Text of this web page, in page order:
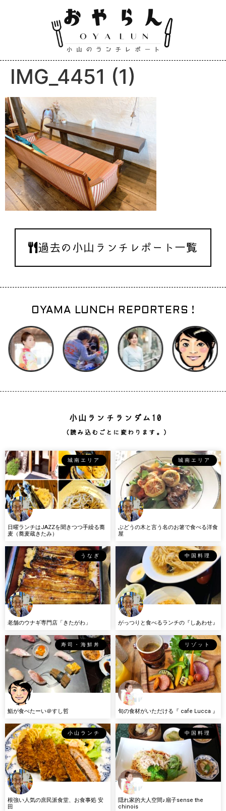
IMG_4451 (1)
過去の小山ランチレポート一覧
OYAMA LUNCH REPORTERS !
小山ランチランダム10
（読み込むごとに変わります。）
城南エリア
日曜ランチはJAZZを聞きつつ手繰る蕎
麦（蕎麦蔵きたみ）
城南エリア
ぶどうの木と言う名のお箸で食べる洋食
屋
うなぎ
老舗のウナギ専門店「きたがわ」
中国料理
がっつりと食べるランチの『しあわせ』
寿司・海鮮丼
鮨が食べたーい＠すし哲
リゾット
旬の食材がいただける『 cafe Lucca 』
小山ランチ
根強い人気の庶民派食堂、お食事処 安
田
中国料理
隠れ家的大人空間♪扇子sense the
chinois